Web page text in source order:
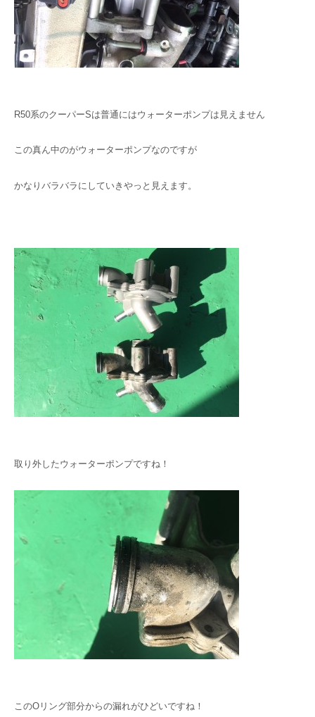
R50系のクーパーSは普通にはウォーターポンプは見えません
この真ん中のがウォーターポンプなのですが
かなりバラバラにしていきやっと見えます。
取り外したウォーターポンプですね！
このOリング部分からの漏れがひどいですね！